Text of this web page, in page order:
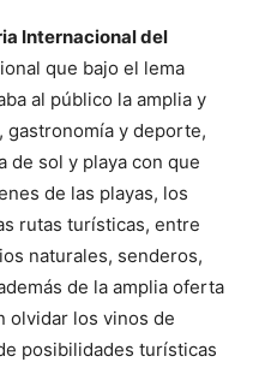
Internacional del
que bajo el lema
al público la amplia y
gastronomía y deporte,
de sol y playa con que
de las playas, los
rutas turísticas, entre
naturales, senderos,
de la amplia oferta
olvidar los vinos de
posibilidades turísticas